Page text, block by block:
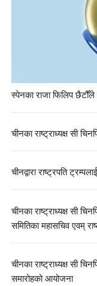
स्पेनका राजा फिलिप
चीनका राष्ट्राध्यक्ष सी
चीनद्वारा राष्ट्रपति
चीनका राष्ट्राध्यक्ष सी
समितिका महासचिव एवम्
चीनका राष्ट्राध्यक्ष सी
समारोहको आयोजना